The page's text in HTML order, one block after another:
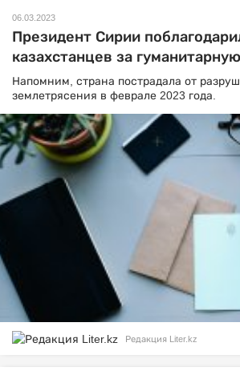
06.03.2023
Президент Сирии
казахстанцев за
Напомним, страна пострадала от
землетрясения в феврале 2023 года.
Редакция Liter.kz